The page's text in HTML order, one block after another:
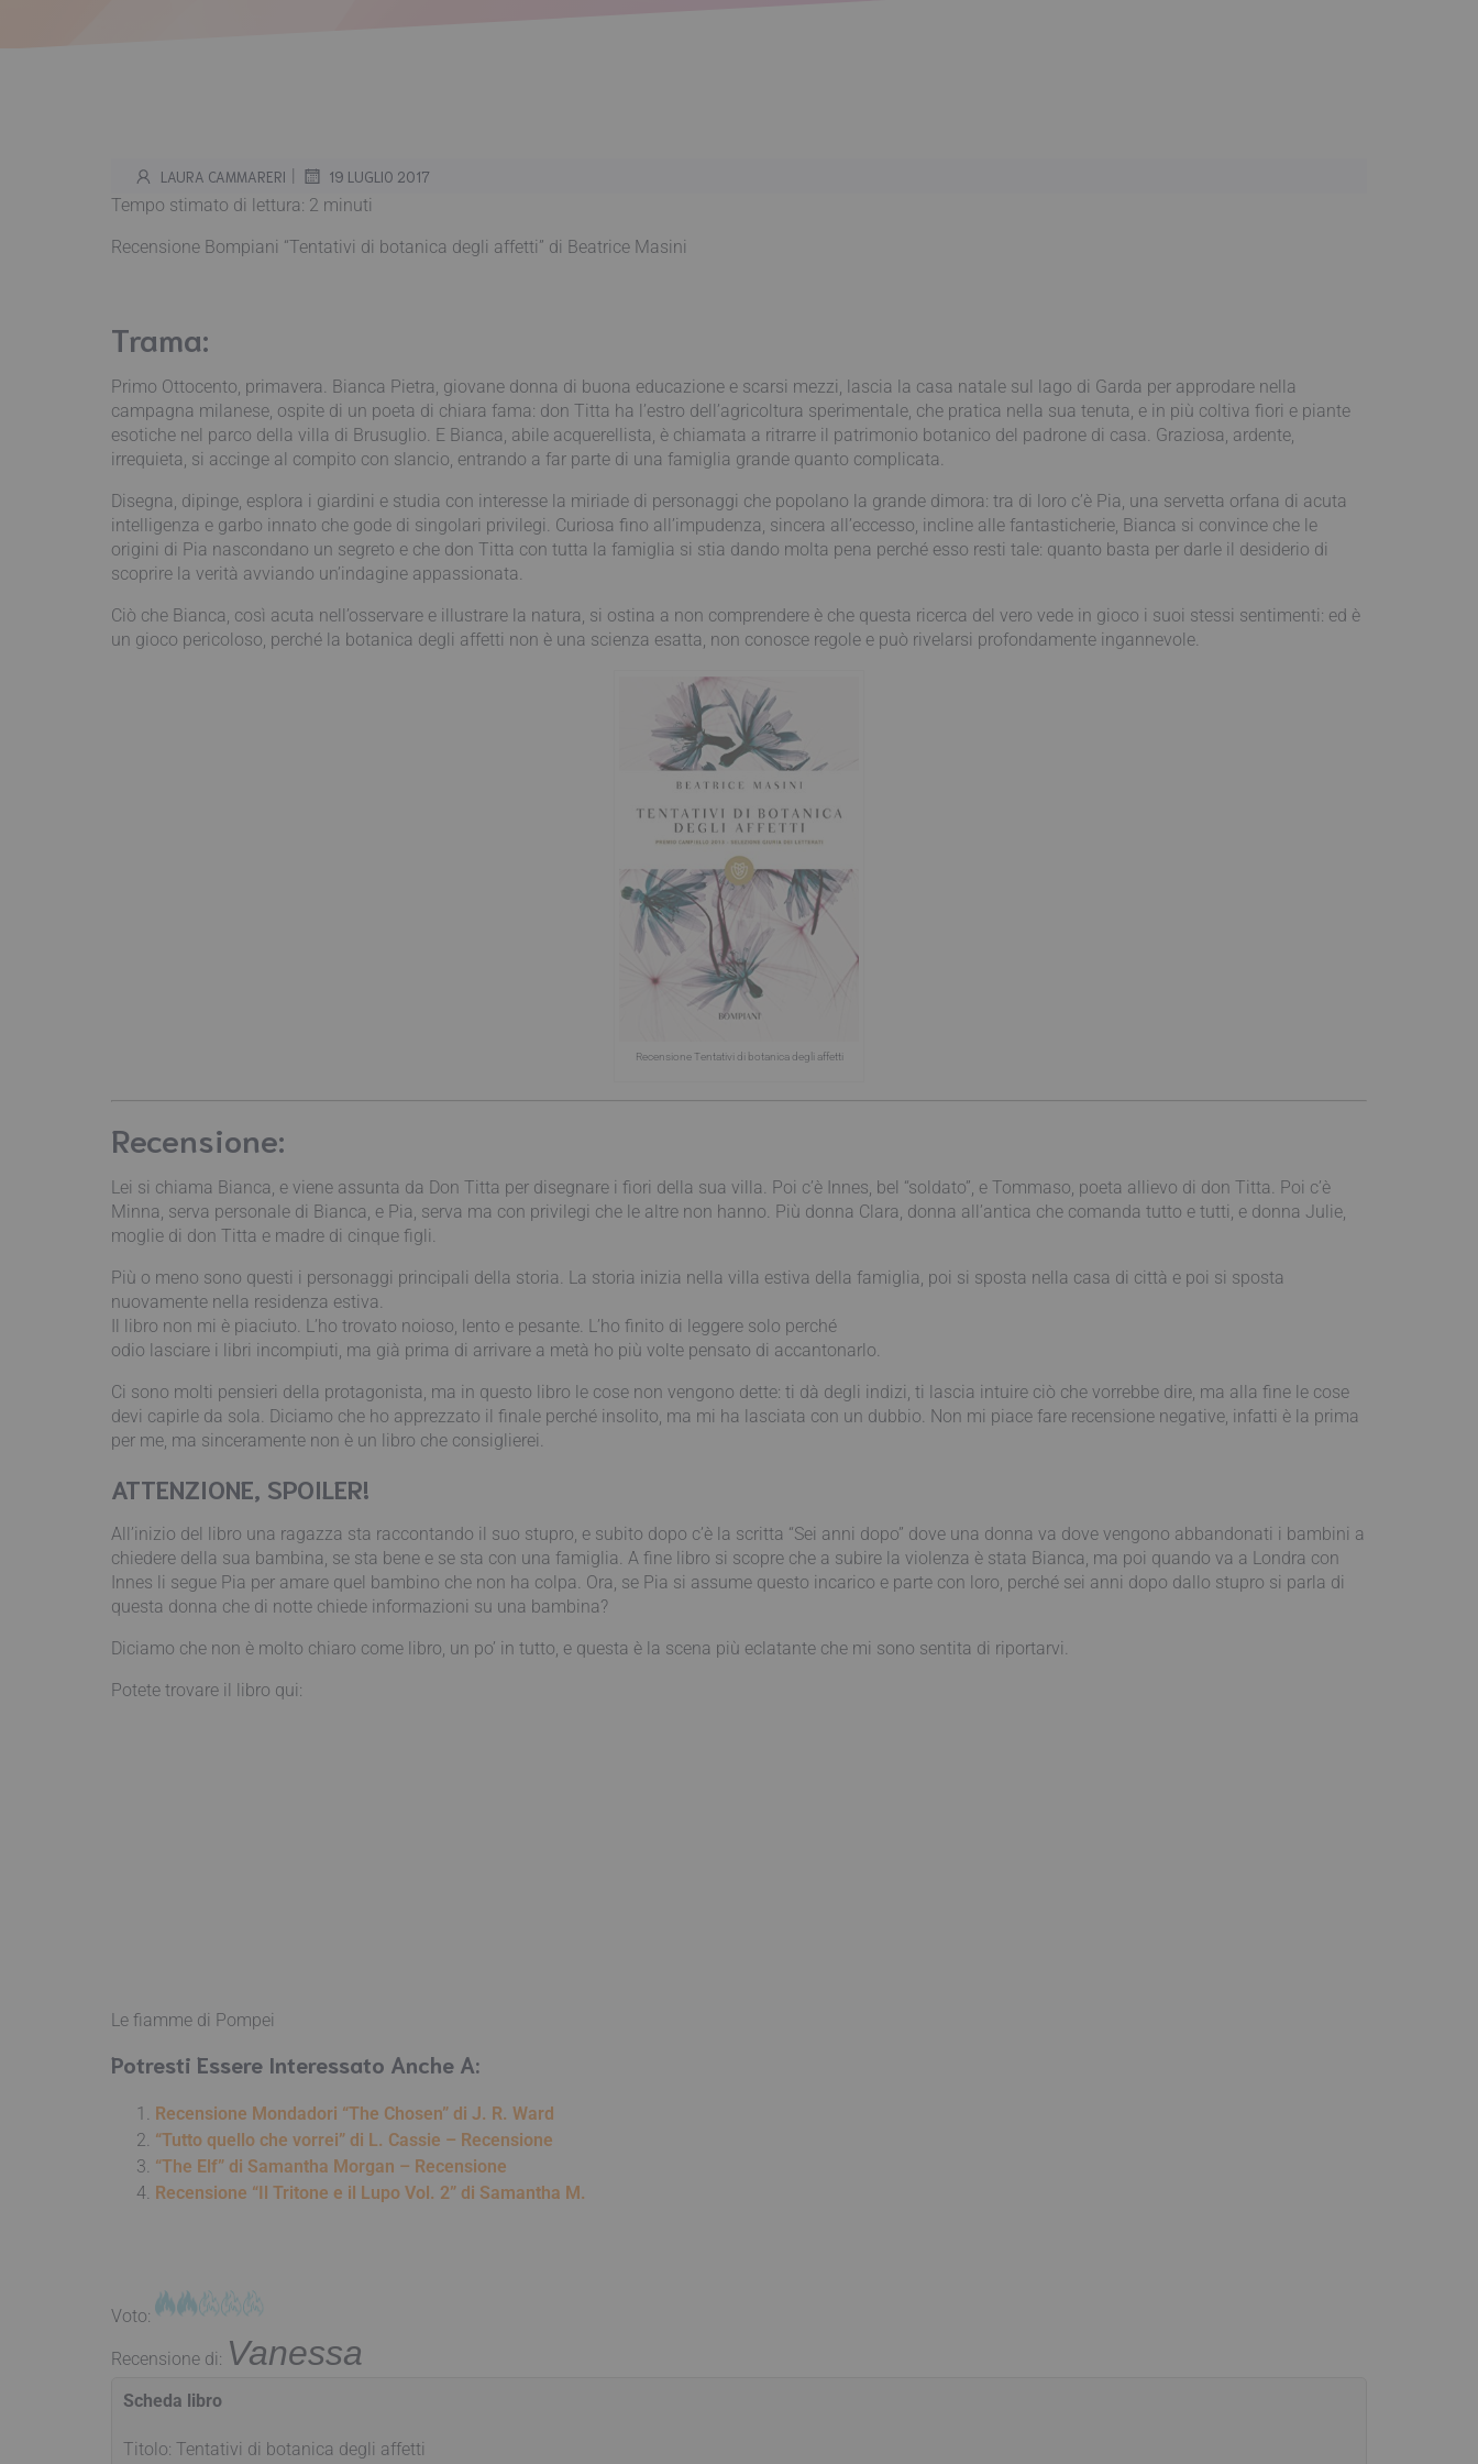
LAURA CAMMARERI | 19 LUGLIO 2017
Tempo stimato di lettura: 2 minuti
Recensione Bompiani “Tentativi di botanica degli affetti” di Beatrice Masini
Trama:
Primo Ottocento, primavera. Bianca Pietra, giovane donna di buona educazione e scarsi mezzi, lascia la casa natale sul lago di Garda per approdare nella
campagna milanese, ospite di un poeta di chiara fama: don Titta ha l’estro dell’agricoltura sperimentale, che pratica nella sua tenuta, e in più coltiva fiori e piante
esotiche nel parco della villa di Brusuglio. E Bianca, abile acquerellista, è chiamata a ritrarre il patrimonio botanico del padrone di casa. Graziosa, ardente,
irrequieta, si accinge al compito con slancio, entrando a far parte di una famiglia grande quanto complicata.
Disegna, dipinge, esplora i giardini e studia con interesse la miriade di personaggi che popolano la grande dimora: tra di loro c’è Pia, una servetta orfana di acuta
intelligenza e garbo innato che gode di singolari privilegi. Curiosa fino all’impudenza, sincera all’eccesso, incline alle fantasticherie, Bianca si convince che le
origini di Pia nascondano un segreto e che don Titta con tutta la famiglia si stia dando molta pena perché esso resti tale: quanto basta per darle il desiderio di
scoprire la verità avviando un’indagine appassionata.
Ciò che Bianca, così acuta nell’osservare e illustrare la natura, si ostina a non comprendere è che questa ricerca del vero vede in gioco i suoi stessi sentimenti: ed è
un gioco pericoloso, perché la botanica degli affetti non è una scienza esatta, non conosce regole e può rivelarsi profondamente ingannevole.
Recensione Tentativi di botanica degli affetti
Recensione:
Lei si chiama Bianca, e viene assunta da Don Titta per disegnare i fiori della sua villa. Poi c’è Innes, bel “soldato”, e Tommaso, poeta allievo di don Titta. Poi c’è
Minna, serva personale di Bianca, e Pia, serva ma con privilegi che le altre non hanno. Più donna Clara, donna all’antica che comanda tutto e tutti, e donna Julie,
moglie di don Titta e madre di cinque figli.
Più o meno sono questi i personaggi principali della storia. La storia inizia nella villa estiva della famiglia, poi si sposta nella casa di città e poi si sposta
nuovamente nella residenza estiva.
Il libro non mi è piaciuto. L’ho trovato noioso, lento e pesante. L’ho finito di leggere solo perché
odio lasciare i libri incompiuti, ma già prima di arrivare a metà ho più volte pensato di accantonarlo.
Ci sono molti pensieri della protagonista, ma in questo libro le cose non vengono dette: ti dà degli indizi, ti lascia intuire ciò che vorrebbe dire, ma alla fine le cose
devi capirle da sola. Diciamo che ho apprezzato il finale perché insolito, ma mi ha lasciata con un dubbio. Non mi piace fare recensione negative, infatti è la prima
per me, ma sinceramente non è un libro che consiglierei.
ATTENZIONE, SPOILER!
All’inizio del libro una ragazza sta raccontando il suo stupro, e subito dopo c’è la scritta “Sei anni dopo” dove una donna va dove vengono abbandonati i bambini a
chiedere della sua bambina, se sta bene e se sta con una famiglia. A fine libro si scopre che a subire la violenza è stata Bianca, ma poi quando va a Londra con
Innes li segue Pia per amare quel bambino che non ha colpa. Ora, se Pia si assume questo incarico e parte con loro, perché sei anni dopo dallo stupro si parla di
questa donna che di notte chiede informazioni su una bambina?
Diciamo che non è molto chiaro come libro, un po’ in tutto, e questa è la scena più eclatante che mi sono sentita di riportarvi.
Potete trovare il libro qui:
Le fiamme di Pompei
Potresti Essere Interessato Anche A:
Recensione Mondadori “The Chosen” di J. R. Ward
“Tutto quello che vorrei” di L. Cassie – Recensione
“The Elf” di Samantha Morgan – Recensione
Recensione “Il Tritone e il Lupo Vol. 2” di Samantha M.
Voto:
Recensione di: Vanessa
Scheda libro
Titolo: Tentativi di botanica degli affetti